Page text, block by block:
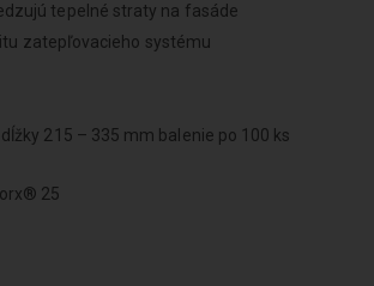
tepelné straty na fasáde
zatepľovacieho systému
215 – 335 mm balenie po 100 ks
25